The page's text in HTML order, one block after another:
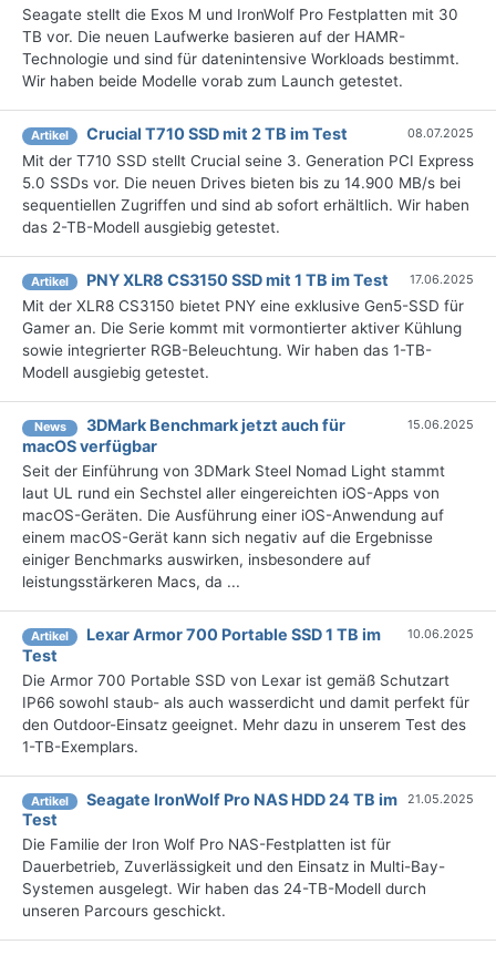
Seagate stellt die Exos M und IronWolf Pro Festplatten mit 30
TB vor. Die neuen Laufwerke basieren auf der HAMR-
Technologie und sind für datenintensive Workloads bestimmt.
Wir haben beide Modelle vorab zum Launch getestet.
Artikel Crucial T710 SSD mit 2 TB im Test 08.07.2025
Mit der T710 SSD stellt Crucial seine 3. Generation PCI Express
5.0 SSDs vor. Die neuen Drives bieten bis zu 14.900 MB/s bei
sequentiellen Zugriffen und sind ab sofort erhältlich. Wir haben
das 2-TB-Modell ausgiebig getestet.
Artikel PNY XLR8 CS3150 SSD mit 1 TB im Test 17.06.2025
Mit der XLR8 CS3150 bietet PNY eine exklusive Gen5-SSD für
Gamer an. Die Serie kommt mit vormontierter aktiver Kühlung
sowie integrierter RGB-Beleuchtung. Wir haben das 1-TB-
Modell ausgiebig getestet.
News
3DMark Benchmark jetzt auch für
macOS verfügbar
15.06.2025
Seit der Einführung von 3DMark Steel Nomad Light stammt
laut UL rund ein Sechstel aller eingereichten iOS-Apps von
macOS-Geräten. Die Ausführung einer iOS-Anwendung auf
einem macOS-Gerät kann sich negativ auf die Ergebnisse
einiger Benchmarks auswirken, insbesondere auf
leistungsstärkeren Macs, da ...
Artikel
Lexar Armor 700 Portable SSD 1 TB im
Test
10.06.2025
Die Armor 700 Portable SSD von Lexar ist gemäß Schutzart
IP66 sowohl staub- als auch wasserdicht und damit perfekt für
den Outdoor-Einsatz geeignet. Mehr dazu in unserem Test des
1-TB-Exemplars.
Artikel
Seagate IronWolf Pro NAS HDD 24 TB im
Test
21.05.2025
Die Familie der Iron Wolf Pro NAS-Festplatten ist für
Dauerbetrieb, Zuverlässigkeit und den Einsatz in Multi-Bay-
Systemen ausgelegt. Wir haben das 24-TB-Modell durch
unseren Parcours geschickt.